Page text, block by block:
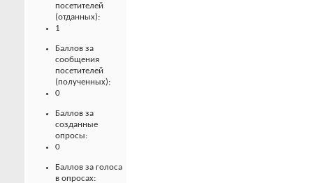
посетителей
(отданных):
1
Баллов за
сообщения
посетителей
(полученных):
0
Баллов за
созданные
опросы:
0
Баллов за голоса
в опросах: